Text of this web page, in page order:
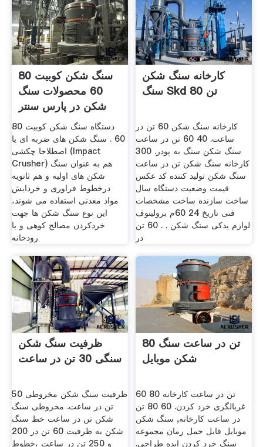
سنگ شکن کوبیت 80
60 محصولات سنگ
شکن در پارس سنتر
دستگاه سنگ شکن کوبیت 80
60 . سنگ شکن های ضربه ای یا
اصطلاحا چکشی (Impact
Crusher) هم به عنوان سنگ
شکن های اولیه و هم ثانویه
درخطوط فراوری و خردایش
مواد معدنی استفاده می شوند،
این نوع سنگ شکن ها جهت
خردکردن مصالح کوهی و یا
رودخانه
کارخانه سنگ شکن
سنگ Skd 80 تن
کارخانه سنگ شکن 60 تن در
ساعت. 40 60 تن در ساعت
سنگ شکن سنگ به پودر. 300
کارخانه سنگ شکن تن در ساعت
سنگ شکن تولید کننده کد عکس
قیمت وضعیت دستگاه سال
ساخت سازنده ساخت مشخصات
فنی تاریخ 24 60م برولینوف
لوازم یدکی سنگ شکن . . 60 تن
در
ظرفیت سنگ شکن
سنگی 30 تن در ساعت
ظرفیت سنگ شکن مخروطی 50
تن در ساعت. مخروطی سنگ
شکن تن در ساعت خط سنگ
شکن به ظرفیت 60 تن در 200
و 250 تن در ساعت ،خطوط
80 تن در ساعت سنگ
شکن موبایل
60 80 تن در ساعت کارخانه
غربالگری خرد کردن. 60 80 تن
در ساعت کارخانه, سنگ شکن
موبایل قابل حمل رمان مجموعه
سنگ خرد کردن ایده طراحی.